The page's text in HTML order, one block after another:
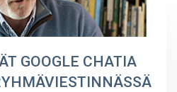
GOOGLE CHATIA